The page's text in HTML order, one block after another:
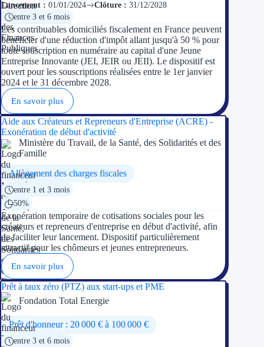
Lancement : 01/01/2024 Clôture : 31/12/2028
entre 3 et 6 mois
Les contribuables domiciliés fiscalement en France peuvent
bénéficier d'une réduction d'impôt allant jusqu'à 50 % pour
toute souscription en numéraire au capital d'une Jeune
Entreprise Innovante (JEI, JEIR ou JEII). Le dispositif est
ouvert pour les souscriptions réalisées entre le 1er janvier
2024 et le 31 décembre 2028.
En savoir plus
Aide aux Créateurs et Repreneurs d'Entreprise (ACRE) -
Exonération de début d'activité
Ministère du Travail, de la Santé, des Solidarités et des
Famille
Allègement des charges fiscales
entre 1 et 3 mois
50%
Exonération temporaire de cotisations sociales pour les
créateurs et repreneurs d'entreprise en début d'activité, afin
de faciliter leur lancement. Dispositif particulièrement
attractif pour les chômeurs et jeunes entrepreneurs.
En savoir plus
Prêt à taux zéro (PTZ) aux start-ups et PME
Fondation Total Energie
Prêt d'honneur : 20 000 € à 100 000 €
entre 3 et 6 mois